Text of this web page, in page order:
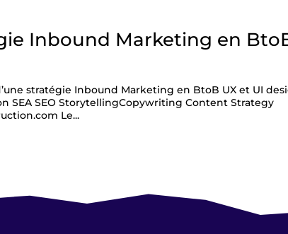
Inbound Marketing en
stratégie Inbound Marketing en BtoB UX et UI
SEA SEO StorytellingCopywriting Content Strategy
Le...